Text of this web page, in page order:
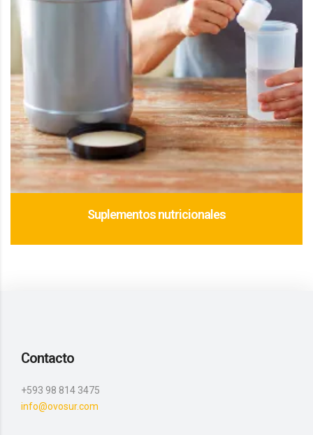
Suplementos nutricionales
Contacto
+593 98 814 3475
info@ovosur.com